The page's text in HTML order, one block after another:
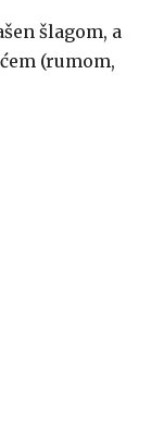
šlagom, a
(rumom,